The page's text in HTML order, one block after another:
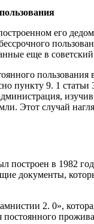
его
еще в
пункту 9. 1
изучив
Этот случай
построен в 1982
документы,
2. 0»,
постоянного